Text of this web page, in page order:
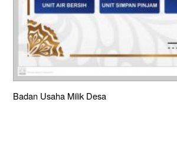
Badan Usaha Milik Desa